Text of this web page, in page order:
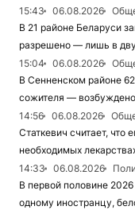
15:43
06.08.2026
В 21 районе Беларуси
разрешено — лишь в
15:04
06.08.2026
В Сенненском районе
сожителя —
14:56
06.08.2026
Статкевич считает, что
необходимых
14:33
06.08.2026
В первой половине
одному иностранцу,